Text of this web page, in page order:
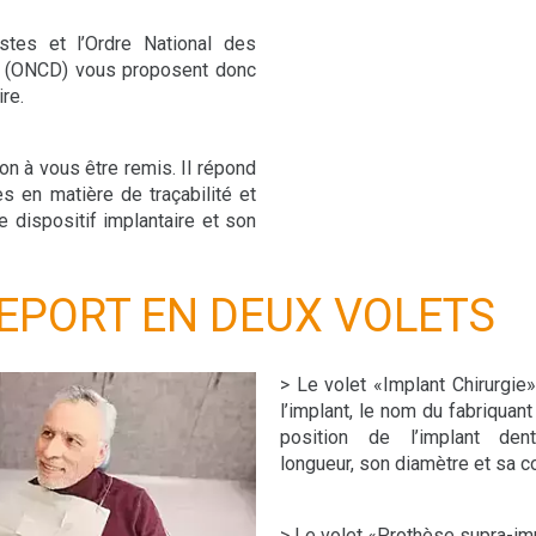
et l’Ordre National des
vous proposent donc
à vous être remis. Il répond
en matière de traçabilité et
dispositif implantaire et son
EN DEUX VOLETS
> Le volet «Implant
l’implant, le nom du
position de l’implant
longueur, son diamètre et sa